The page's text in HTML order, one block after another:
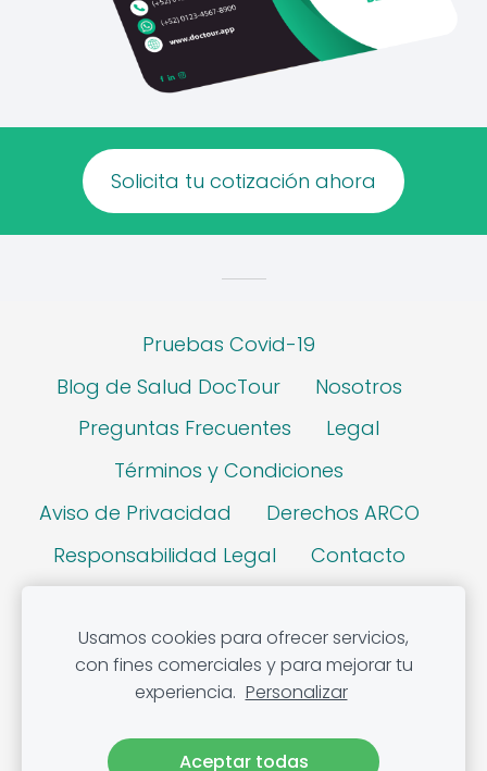
Solicita tu cotización ahora
Pruebas Covid-19
Blog de Salud DocTour
Nosotros
Preguntas Frecuentes
Legal
Términos y Condiciones
Aviso de Privacidad
Derechos ARCO
Responsabilidad Legal
Contacto
Responsable Sanitario: 5737055 UANL
Usamos cookies para ofrecer servicios,
con fines comerciales y para mejorar tu
experiencia. Personalizar
Aceptar todas